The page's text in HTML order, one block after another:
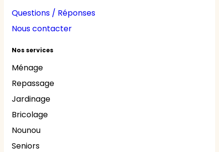
Questions / Réponses
Nous contacter
Nos services
Ménage
Repassage
Jardinage
Bricolage
Nounou
Seniors